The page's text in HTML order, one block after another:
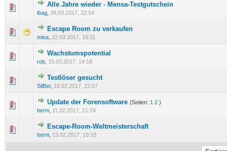
Alle Jahre wieder - Mensa-Testgutschein
ibag 28.03.2017, 22:54
0 Bewertung(en) - 0 von 5 durchschnittlich
12345
Escape Room zu verkaufen
misa 22.03.2017, 16:11
0 Bewertung(en) - 0 von 5 durchschnittlich
12345
Wachstumspotential
rob 15.03.2017, 14:18
0 Bewertung(en) - 0 von 5 durchschnittlich
1
Testlöser gesucht
SilBer, 16.02.2017, 22:07
0 Bewertung(en) - 0 von 5 durchschnittlich
Update der Forensoftware (Seiten: 1 2 )
berni 11.02.2017, 21:24
0 Bewertung(en) - 0 von 5 durchschnittlich
12345
Escape-Room-Weltmeisterschaft
berni 13.02.2017, 10:33
0 Bewertung(en) - 0 von 5 durchschnittlich
12345